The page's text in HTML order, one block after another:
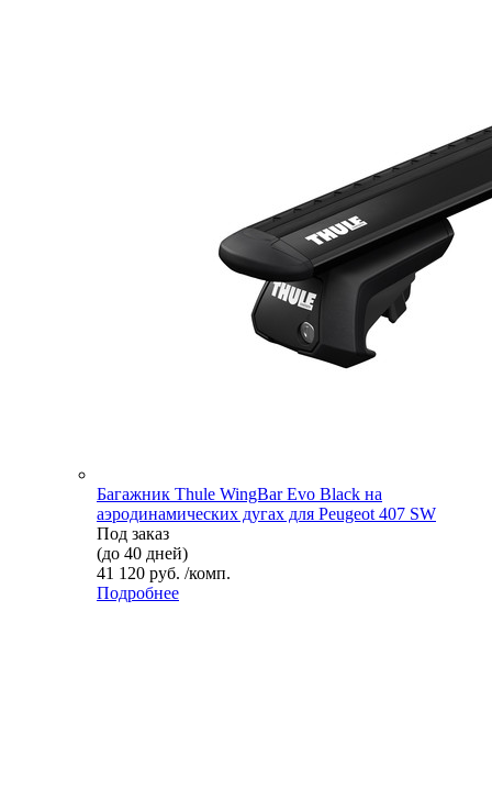
Багажник Thule WingBar Evo Black на
аэродинамических дугах для Peugeot 407 SW
Под заказ
(до 40 дней)
41 120 руб. /комп.
Подробнее